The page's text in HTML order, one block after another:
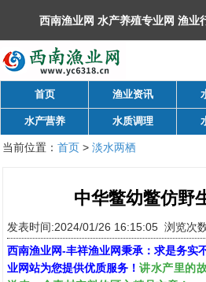
首页 渔业资讯
水产营养 水质调理
当前位置： 首页> 淡水两栖
中华鳖幼鳖仿野
发表时间:2024/01/26 16:15:05 浏览次
西南渔业网-丰祥渔业网秉承：求是务实
业网站为您提供优质服务！ 讲水产里的